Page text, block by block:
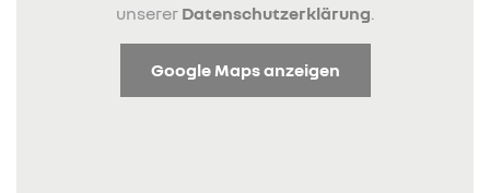
unserer Datenschutzerklärung
Google Maps anzeigen